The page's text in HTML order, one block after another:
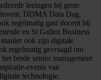
lezingen bij grote
DDMA Data Dag,
regelmatig gast docent bij
en St Gallen Business
ook zijn digitale
regelmatig gevraagd om
brede senior management
events van
technologie.